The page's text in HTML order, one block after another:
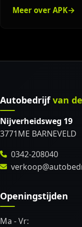
Meer over APK
Autobedrijfvan
Nijverheidsweg 19
3771ME BARNEVELD
0342-208040
Openingstijden
Ma - Vr: